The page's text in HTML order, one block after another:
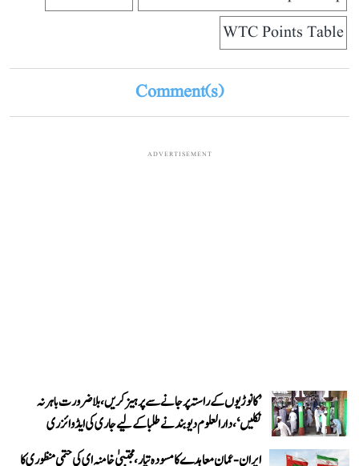
WTC Points Table
Comment(s)
ADVERTISEMENT
’کانوڑیوں کے راستہ پر جانے سے پرہیز کریں، بلاضرورت باہر نہ
نکلیں‘، دارالعلوم دیوبند نے طلبا کے لیے جاری کی ایڈوائزری
ایران-عمان معاہدے کا مسودہ تیار، مجتبیٰ خامنہ ای کی حتمی منظوری کا